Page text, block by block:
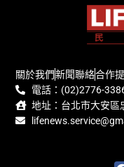
關於我們新聞聯絡合作
電話：(02)2776-
地址：台北市大安區